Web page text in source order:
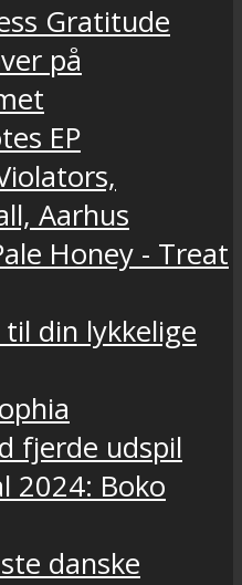
Gratitude
på
EP
Aarhus
Honey - Treat
din lykkelige
fjerde udspil
2024: Boko
danske